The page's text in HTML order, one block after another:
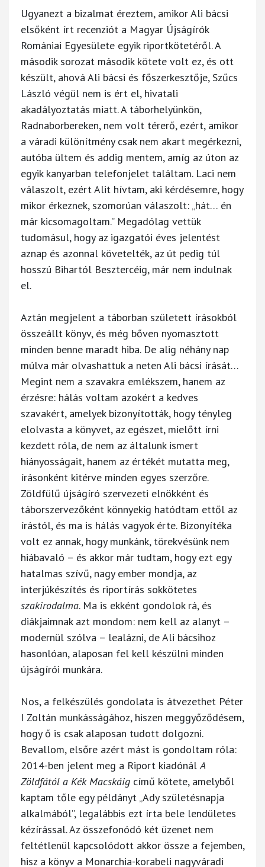
Ugyanezt a bizalmat éreztem, amikor Ali bácsi
elsőként írt recenziót a Magyar Újságírók
Romániai Egyesülete egyik riportkötetéről. A
második sorozat második kötete volt ez, és ott
készült, ahová Ali bácsi és főszerkesztője, Szűcs
László végül nem is ért el, hivatali
akadályoztatás miatt. A táborhelyünkön,
Radnaborbereken, nem volt térerő, ezért, amikor
a váradi különítmény csak nem akart megérkezni,
autóba ültem és addig mentem, amíg az úton az
egyik kanyarban telefonjelet találtam. Laci nem
válaszolt, ezért Alit hívtam, aki kérdésemre, hogy
mikor érkeznek, szomorúan válaszolt: „hát… én
már kicsomagoltam.” Megadólag vettük
tudomásul, hogy az igazgatói éves jelentést
aznap és azonnal követelték, az út pedig túl
hosszú Bihartól Besztercéig, már nem indulnak
el.
Aztán megjelent a táborban született írásokból
összeállt könyv, és még bőven nyomasztott
minden benne maradt hiba. De alig néhány nap
múlva már olvashattuk a neten Ali bácsi írását…
Megint nem a szavakra emlékszem, hanem az
érzésre: hálás voltam azokért a kedves
szavakért, amelyek bizonyították, hogy tényleg
elolvasta a könyvet, az egészet, mielőtt írni
kezdett róla, de nem az általunk ismert
hiányosságait, hanem az értékét mutatta meg,
írásonként kitérve minden egyes szerzőre.
Zöldfülű újságíró szervezeti elnökként és
táborszervezőként könnyekig hatódtam ettől az
írástól, és ma is hálás vagyok érte. Bizonyítéka
volt ez annak, hogy munkánk, törekvésünk nem
hiábavaló – és akkor már tudtam, hogy ezt egy
hatalmas szívű, nagy ember mondja, az
interjúkészítés és riportírás sokkötetes
szakirodalma. Ma is ekként gondolok rá, és
diákjaimnak azt mondom: nem kell az alanyt –
modernül szólva – lealázni, de Ali bácsihoz
hasonlóan, alaposan fel kell készülni minden
újságírói munkára.
Nos, a felkészülés gondolata is átvezethet Péter
I Zoltán munkásságához, hiszen meggyőződésem,
hogy ő is csak alaposan tudott dolgozni.
Bevallom, elsőre azért mást is gondoltam róla:
2014-ben jelent meg a Riport kiadónál A
Zöldfától a Kék Macskáig című kötete, amelyből
kaptam tőle egy példányt „Ady születésnapja
alkalmából”, legalábbis ezt írta bele lendületes
kézírással. Az összefonódó két üzenet nem
feltétlenül kapcsolódott akkor össze a fejemben,
hisz a könyv a Monarchia-korabeli nagyváradi